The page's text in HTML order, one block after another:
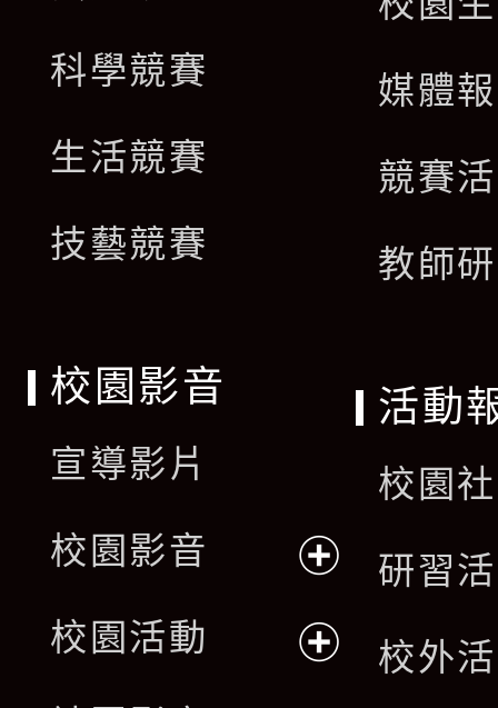
科學競賽
生活競賽
技藝競賽
媒體
競賽
教師
校園影音
宣導影片
校園影音
開
校園活動
活動
校園
研習
校外